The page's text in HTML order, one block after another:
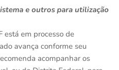
e outros para utilização
está em processo de
avança conforme seu
acompanhar os